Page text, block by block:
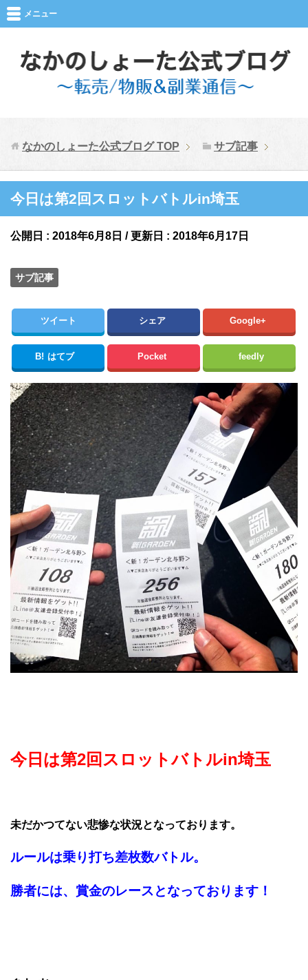
メニュー
なかのしょーた公式ブログTOP サブ記事
今日は第2回スロットバトルin埼玉
公開日 : 2018年6月8日 / 更新日 : 2018年6月17日
サブ記事
ツイート シェア Google+
B! はてブ Pocket feedly
今日は第2回スロットバトルin埼玉
未だかつてない悲惨な状況となっております。
ルールは乗り打ち差枚数バトル。
勝者には、賞金のレースとなっております！